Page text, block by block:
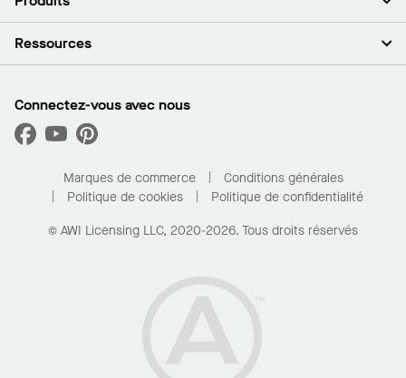
Espace presse
Quelles sont mes options d’achat?
Plafonds
Capacités sur mesure
Performance
Ressources
Trouver un distributeur
Trouver un distributeur
Pour la maison
Connectez-vous avec nous
Marques de commerce
Conditions générales
Politique de cookies
Politique de confidentialité
© AWI Licensing LLC, 2020-2026. Tous droits réservés